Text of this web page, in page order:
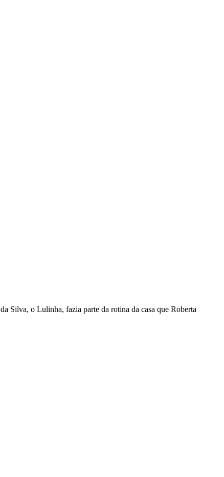
Silva, o Lulinha, fazia parte da rotina da casa que Roberta